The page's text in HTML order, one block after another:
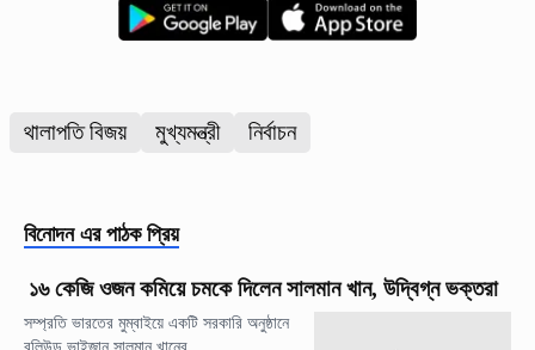
থালাপতি বিজয় মুখ্যমন্ত্রী নির্বাচন
বিনোদন এর পাঠক প্রিয়
১৬ কেজি ওজন কমিয়ে চমকে দিলেন সালমান খান, উদ্বিগ্ন ভক্তরা
সম্প্রতি ভারতের মুম্বাইয়ে একটি সরকারি অনুষ্ঠানে